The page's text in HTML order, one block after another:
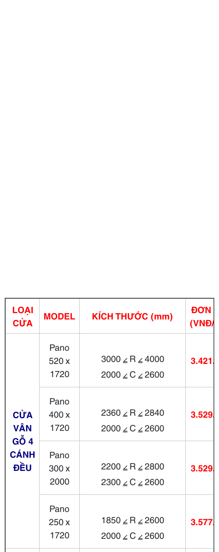
LOẠI
CỬA
MODEL KÍCH THƯỚC (mm)
ĐƠN
(VNĐ/
CỬA
VÂN
GỖ 4
CÁNH
ĐỀU
Pano
520 x
1720
3000 ⦤ R ⦤ 4000
2000 ⦤ C ⦤ 2600
Pano
400 x
1720
2360 ⦤ R ⦤ 2840
2000 ⦤ C ⦤ 2600
Pano
300 x
2000
2200 ⦤ R ⦤ 2800
2300 ⦤ C ⦤ 2600
Pano
250 x
1720
1850 ⦤ R ⦤ 2600
2000 ⦤ C ⦤ 2600